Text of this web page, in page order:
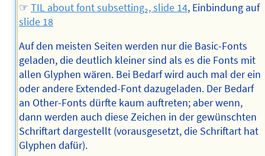
☞ TIL about font subsetting₂, slide 14, Einbindung auf
slide 18
Auf den meisten Seiten werden nur die Basic-Fonts
geladen, die deutlich kleiner sind als es die Fonts mit
allen Glyphen wären. Bei Bedarf wird auch mal der ein
oder andere Extended-Font dazugeladen. Der Bedarf
an Other-Fonts dürfte kaum auftreten; aber wenn,
dann werden auch diese Zeichen in der gewünschten
Schriftart dargestellt (vorausgesetzt, die Schriftart hat
Glyphen dafür).